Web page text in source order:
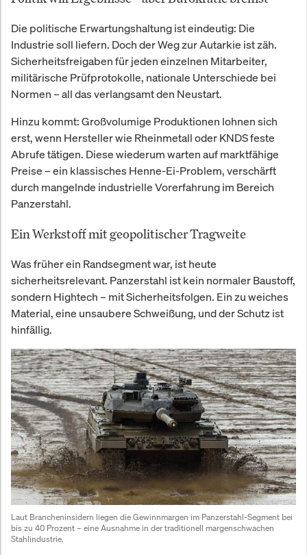
Die politische Erwartungshaltung ist eindeutig: Die
Industrie soll liefern. Doch der Weg zur Autarkie ist zäh.
Sicherheitsfreigaben für jeden einzelnen Mitarbeiter,
militärische Prüfprotokolle, nationale Unterschiede bei
Normen – all das verlangsamt den Neustart.
Hinzu kommt: Großvolumige Produktionen lohnen sich
erst, wenn Hersteller wie Rheinmetall oder KNDS feste
Abrufe tätigen. Diese wiederum warten auf marktfähige
Preise – ein klassisches Henne-Ei-Problem, verschärft
durch mangelnde industrielle Vorerfahrung im Bereich
Panzerstahl.
Ein Werkstoff mit geopolitischer Tragweite
Was früher ein Randsegment war, ist heute
sicherheitsrelevant. Panzerstahl ist kein normaler Baustoff,
sondern Hightech – mit Sicherheitsfolgen. Ein zu weiches
Material, eine unsaubere Schweißung, und der Schutz ist
hinfällig.
Laut Brancheninsidern liegen die Gewinnmargen im Panzerstahl-Segment bei
bis zu 40 Prozent – eine Ausnahme in der traditionell margenschwachen
Stahlindustrie.